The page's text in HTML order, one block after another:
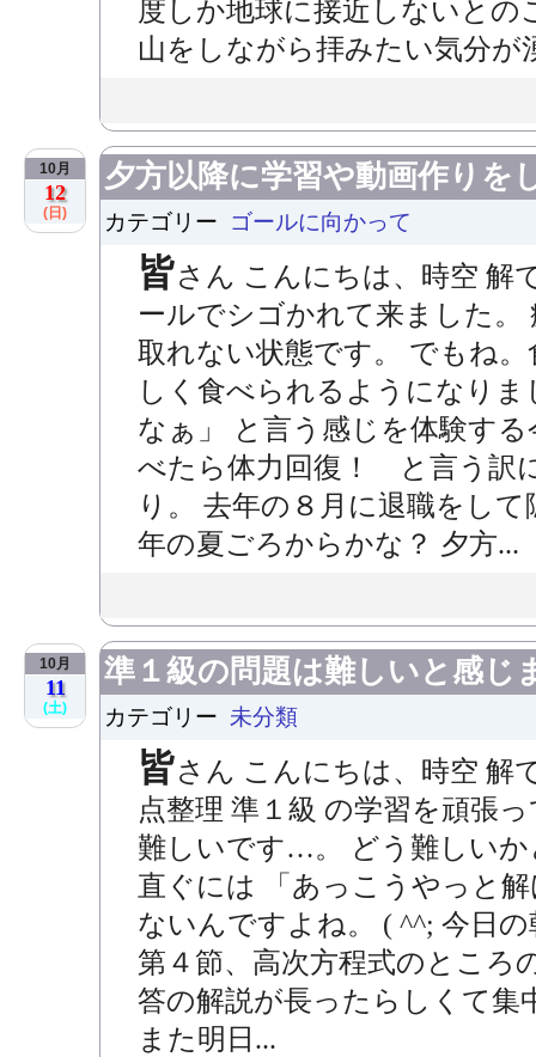
度しか地球に接近しないと
山をしながら拝みたい気分が
10月
12
(日)
夕方以降に学習や動画作り
カテゴリー ゴールに向かって
皆さん こんにちは、時空 解
ールでシゴかれて来ました。
取れない状態です。 でもね
しく食べられるようになり
なぁ」 と言う感じを体験す
べたら体力回復！ と言う訳
り。 去年の８月に退職をし
年の夏ごろからかな？ 夕方...
10月
11
(土)
準１級の問題は難しいと感じ
カテゴリー 未分類
皆さん こんにちは、時空 解
点整理 準１級 の学習を頑張
難しいです…。 どう難しい
直ぐには 「あっこうやっと
ないんですよね。 ( ^^; 今日
第４節、高次方程式のところ
答の解説が長ったらしくて集
また明日...